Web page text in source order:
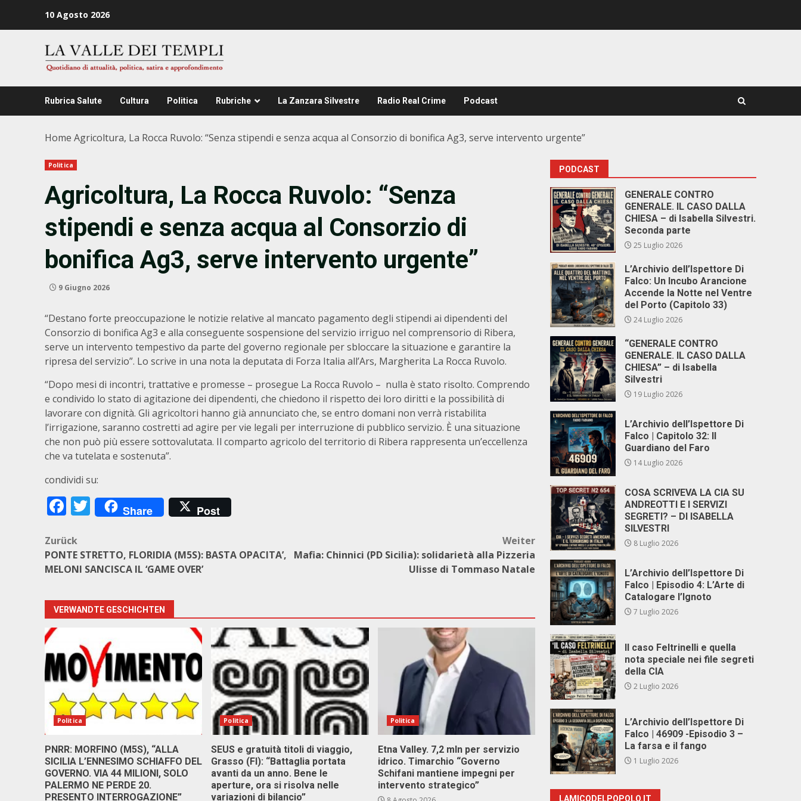
10 Agosto 2026
Rubrica Salute Cultura Politica Rubriche La Zanzara Silvestre Radio Real Crime Podcast
Home Agricoltura, La Rocca Ruvolo: “Senza stipendi e senza acqua al Consorzio di bonifica Ag3, serve intervento urgente”
Politica
Agricoltura, La Rocca Ruvolo: “Senza
stipendi e senza acqua al Consorzio di
bonifica Ag3, serve intervento urgente”
9 Giugno 2026
“Destano forte preoccupazione le notizie relative al mancato pagamento degli stipendi ai dipendenti del
Consorzio di bonifica Ag3 e alla conseguente sospensione del servizio irriguo nel comprensorio di Ribera,
serve un intervento tempestivo da parte del governo regionale per sbloccare la situazione e garantire la
ripresa del servizio”. Lo scrive in una nota la deputata di Forza Italia all’Ars, Margherita La Rocca Ruvolo.
“Dopo mesi di incontri, trattative e promesse – prosegue La Rocca Ruvolo – nulla è stato risolto. Comprendo
e condivido lo stato di agitazione dei dipendenti, che chiedono il rispetto dei loro diritti e la possibilità di
lavorare con dignità. Gli agricoltori hanno già annunciato che, se entro domani non verrà ristabilita
l’irrigazione, saranno costretti ad agire per vie legali per interruzione di pubblico servizio. È una situazione
che non può più essere sottovalutata. Il comparto agricolo del territorio di Ribera rappresenta un’eccellenza
che va tutelata e sostenuta”.
condividi su:
Facebook
Twitter
Share Post
Beitragsnavigation
Zurück
PONTE STRETTO, FLORIDIA (M5S): BASTA OPACITA’,
MELONI SANCISCA IL ‘GAME OVER’
Weiter
Mafia: Chinnici (PD Sicilia): solidarietà alla Pizzeria
Ulisse di Tommaso Natale
VERWANDTE GESCHICHTEN
Politica
PNRR: MORFINO (M5S), “ALLA
SICILIA L’ENNESIMO SCHIAFFO DEL
GOVERNO. VIA 44 MILIONI, SOLO
PALERMO NE PERDE 20.
PRESENTO INTERROGAZIONE”
Politica
SEUS e gratuità titoli di viaggio,
Grasso (FI): “Battaglia portata
avanti da un anno. Bene le
aperture, ora si risolva nelle
variazioni di bilancio”
Politica
Etna Valley. 7,2 mln per servizio
idrico. Timarchio “Governo
Schifani mantiene impegni per
intervento strategico”
PODCAST
GENERALE CONTRO
GENERALE. IL CASO DALLA
CHIESA – di Isabella Silvestri.
Seconda parte
25 Luglio 2026
L’Archivio dell’Ispettore Di
Falco: Un Incubo Arancione
Accende la Notte nel Ventre
del Porto (Capitolo 33)
24 Luglio 2026
“GENERALE CONTRO
GENERALE. IL CASO DALLA
CHIESA” – di Isabella
Silvestri
19 Luglio 2026
L’Archivio dell’Ispettore Di
Falco | Capitolo 32: Il
Guardiano del Faro
14 Luglio 2026
COSA SCRIVEVA LA CIA SU
ANDREOTTI E I SERVIZI
SEGRETI? – DI ISABELLA
SILVESTRI
8 Luglio 2026
L’Archivio dell’Ispettore Di
Falco | Episodio 4: L’Arte di
Catalogare l’Ignoto
7 Luglio 2026
Il caso Feltrinelli e quella
nota speciale nei file segreti
della CIA
2 Luglio 2026
L’Archivio dell’Ispettore Di
Falco | 46909 -Episodio 3 –
La farsa e il fango
1 Luglio 2026
LAMICODELPOPOLO.IT